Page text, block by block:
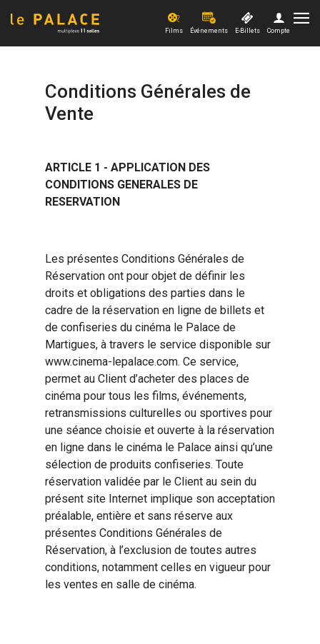
Evénements
Xpérience
Films Événements E-Billets Compte
Conditions Générales de
Vente
ARTICLE 1 - APPLICATION DES
CONDITIONS GENERALES DE
RESERVATION
Les présentes Conditions Générales de
Réservation ont pour objet de définir les
droits et obligations des parties dans le
cadre de la réservation en ligne de billets et
de confiseries du cinéma le Palace de
Martigues, à travers le service disponible sur
www.cinema-lepalace.com. Ce service,
permet au Client d’acheter des places de
cinéma pour tous les films, événements,
retransmissions culturelles ou sportives pour
une séance choisie et ouverte à la réservation
en ligne dans le cinéma le Palace ainsi qu’une
sélection de produits confiseries. Toute
réservation validée par le Client au sein du
présent site Internet implique son acceptation
préalable, entière et sans réserve aux
présentes Conditions Générales de
Réservation, à l’exclusion de toutes autres
conditions, notamment celles en vigueur pour
les ventes en salle de cinéma.